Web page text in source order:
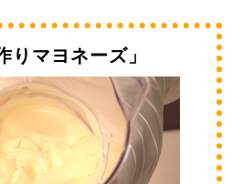
りマヨネーズ」